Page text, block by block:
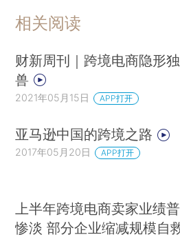
相关阅读
财新周刊｜跨境电商隐形
兽
2021年05月15日 APP打开
亚马逊中国的跨境之路
2017年05月20日 APP打开
上半年跨境电商卖家业绩
惨淡 部分企业缩减规模自